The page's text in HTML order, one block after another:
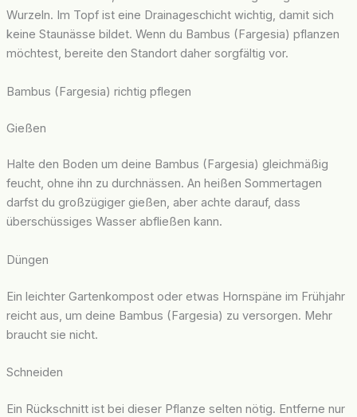
Wurzeln. Im Topf ist eine Drainageschicht wichtig, damit sich
keine Staunässe bildet. Wenn du Bambus (Fargesia) pflanzen
möchtest, bereite den Standort daher sorgfältig vor.
Bambus (Fargesia) richtig pflegen
Gießen
Halte den Boden um deine Bambus (Fargesia) gleichmäßig
feucht, ohne ihn zu durchnässen. An heißen Sommertagen
darfst du großzügiger gießen, aber achte darauf, dass
überschüssiges Wasser abfließen kann.
Düngen
Ein leichter Gartenkompost oder etwas Hornspäne im Frühjahr
reicht aus, um deine Bambus (Fargesia) zu versorgen. Mehr
braucht sie nicht.
Schneiden
Ein Rückschnitt ist bei dieser Pflanze selten nötig. Entferne nur